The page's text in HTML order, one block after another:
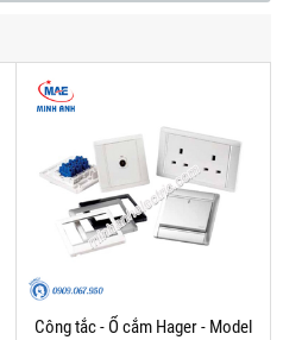
Công tắc - Ổ cắm Hager - Model